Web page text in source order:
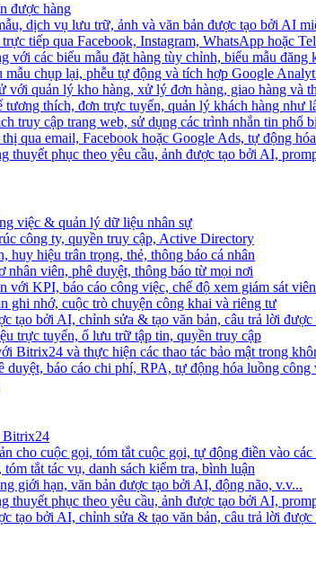
được hàng
dịch vụ lưu trữ, ảnh và văn bản được tạo bởi AI
tiếp qua Facebook, Instagram, WhatsApp hoặc
với các biểu mẫu đặt hàng tùy chỉnh, biểu mẫu
mẫu chụp lại, phễu tự động và tích hợp Google
với quản lý kho hàng, xử lý đơn hàng, giao hàng và
tương thích, đơn trực tuyến, quản lý khách hàng như
truy cập trang web, sử dụng các trình nhắn tin phổ
qua email, Facebook hoặc Google Ads, tự động
thuyết phục theo yêu cầu, ảnh được tạo bởi AI,
việc & quản lý dữ liệu nhân sự
công ty, quyền truy cập, Active Directory
huy hiệu trân trọng, thẻ, thông báo cá nhân
nhân viên, phê duyệt, thông báo từ mọi nơi
với KPI, báo cáo công việc, chế độ xem giám sát viên
ghi nhớ, cuộc trò chuyện công khai và riêng tư
tạo bởi AI, chỉnh sửa & tạo văn bản, câu trả lời
trực tuyến, ổ lưu trữ tập tin, quyền truy cập
Bitrix24 và thực hiện các thao tác bảo mật trong
duyệt, báo cáo chi phí, RPA, tự động hóa luồng công
Bitrix24
cho cuộc gọi, tóm tắt cuộc gọi, tự động điền vào
tắt tác vụ, danh sách kiểm tra, bình luận
giới hạn, văn bản được tạo bởi AI, động não, v.v...
thuyết phục theo yêu cầu, ảnh được tạo bởi AI,
tạo bởi AI, chỉnh sửa & tạo văn bản, câu trả lời